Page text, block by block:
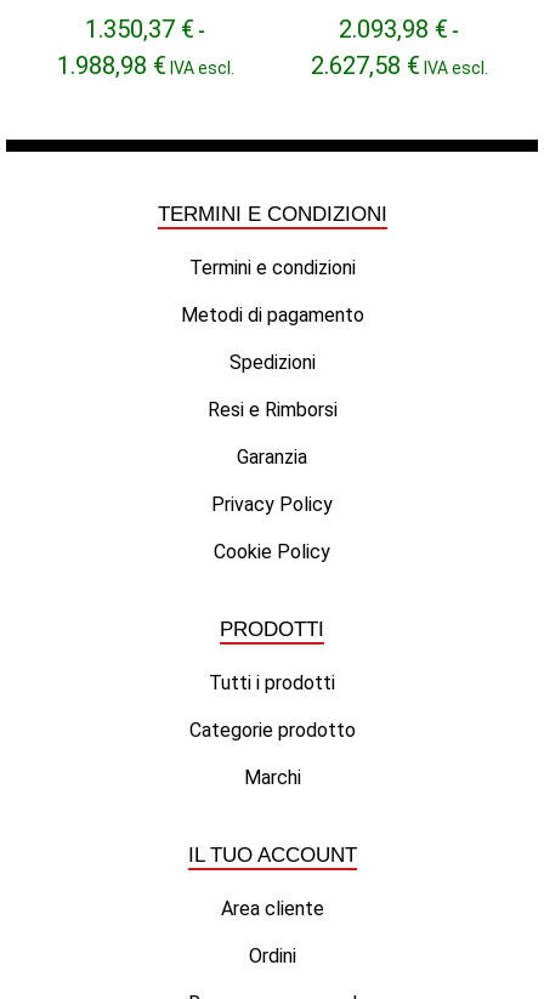
1.350,37 € -
1.988,98 €Fascia
1.350,37 €
1.988,98 €
IVA escl.
2.093,98 € -
2.627,58 €Fascia
2.093,98 €
IVA escl.
TERMINI E CONDIZIONI
Termini e condizioni
Metodi di pagamento
Spedizioni
Resi e Rimborsi
Garanzia
Privacy Policy
Cookie Policy
PRODOTTI
Tutti i prodotti
Categorie prodotto
Marchi
IL TUO ACCOUNT
Area cliente
Ordini